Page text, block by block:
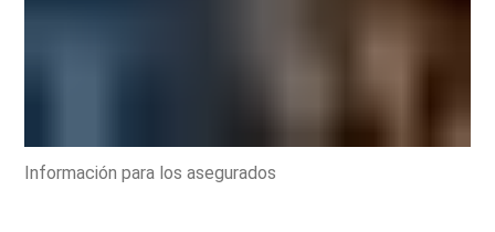
Información para los asegurados